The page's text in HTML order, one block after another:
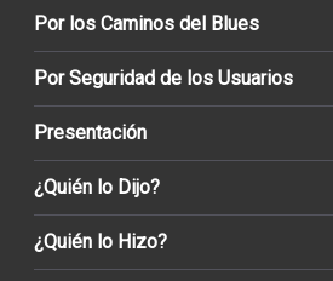
Por los Caminos del Blues
Por Seguridad de los Usuarios
Presentación
¿Quién lo Dijo?
¿Quién lo Hizo?